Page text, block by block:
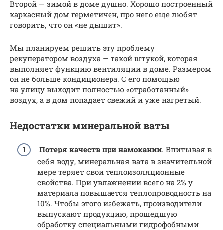
Второй — зимой в доме душно. Хорошо построенный
каркасный дом герметичен, про него еще любят
говорить, что он «не дышит».
Мы планируем решить эту проблему
рекуператором воздуха — такой штукой, которая
выполняет функцию вентиляции в доме. Размером
он не больше кондиционера. С его помощью
на улицу выходит полностью «отработанный»
воздух, а в дом попадает свежий и уже нагретый.
Недостатки минеральной ваты
Потеря качеств при намокании. Впитывая в
себя воду, минеральная вата в значительной
мере теряет свои теплоизоляционные
свойства. При увлажнении всего на 2% у
материала повышается теплопроводность на
10%. Чтобы этого избежать, производители
выпускают продукцию, прошедшую
обработку специальными гидрофобными